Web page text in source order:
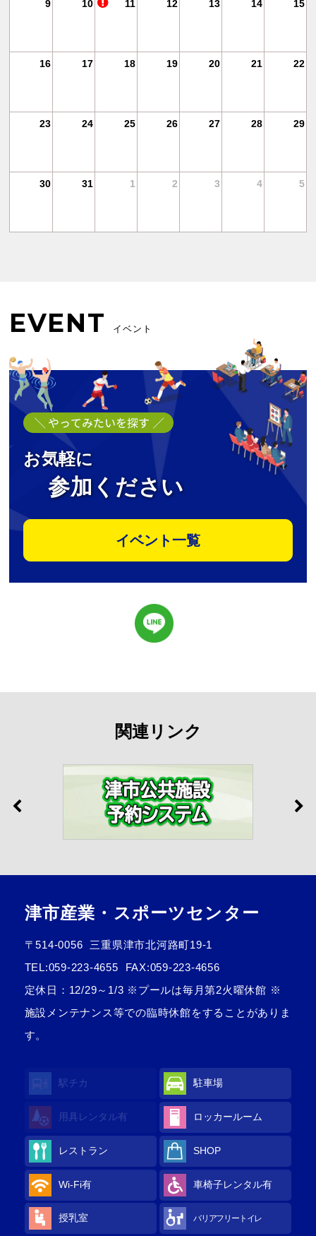
9 10 11 12 13 14 15
16 17 18 19 20 21 22
23 24 25 26 27 28 29
30 31 1 2 3 4 5
EVENT イベント
お気軽に
参加ください
イベント一覧
関連リンク
津市産業・スポーツセンター
〒514-0056
三重県津市北河路町19-1
TEL:059-223-4655
FAX:059-223-4656
定休日：12/29～1/3 ※プールは毎月第2火曜休館 ※
施設メンテナンス等での臨時休館をすることがありま
す。
駅チカ 駐車場
用具レンタル有 ロッカールーム
レストラン SHOP
Wi-Fi有 車椅子レンタル有
授乳室 バリアフリートイレ